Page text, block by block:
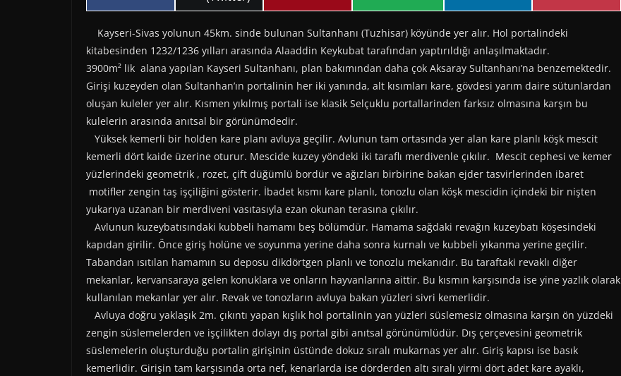
Kayseri-Sivas yolunun 45km. sinde bulunan Sultanhanı (Tuzhisar) köyünde yer alır. Hol portalindeki
kitabesinden 1232/1236 yılları arasında Alaaddin Keykubat tarafından yaptırıldığı anlaşılmaktadır.
3900m² lik alana yapılan Kayseri Sultanhanı, plan bakımından daha çok Aksaray Sultanhanı’na benzemektedir.
Girişi kuzeyden olan Sultanhan’ın portalinin her iki yanında, alt kısımları kare, gövdesi yarım daire sütunlardan
oluşan kuleler yer alır. Kısmen yıkılmış portali ise klasik Selçuklu portallarinden farksız olmasına karşın bu
kulelerin arasında anıtsal bir görünümdedir.
Yüksek kemerli bir holden kare planı avluya geçilir. Avlunun tam ortasında yer alan kare planlı köşk mescit
kemerli dört kaide üzerine oturur. Mescide kuzey yöndeki iki taraflı merdivenle çıkılır. Mescit cephesi ve kemer
yüzlerindeki geometrik , rozet, çift düğümlü bordür ve ağızları birbirine bakan ejder tasvirlerinden ibaret
motifler zengin taş işçiliğini gösterir. İbadet kısmı kare planlı, tonozlu olan köşk mescidin içindeki bir nişten
yukarıya uzanan bir merdiveni vasıtasıyla ezan okunan terasına çıkılır.
Avlunun kuzeybatısındaki kubbeli hamamı beş bölümdür. Hamama sağdaki revağın kuzeybatı köşesindeki
kapıdan girilir. Önce giriş holüne ve soyunma yerine daha sonra kurnalı ve kubbeli yıkanma yerine geçilir.
Tabandan ısıtılan hamamın su deposu dikdörtgen planlı ve tonozlu mekanıdır. Bu taraftaki revaklı diğer
mekanlar, kervansaraya gelen konuklara ve onların hayvanlarına aittir. Bu kısmın karşısında ise yine yazlık olarak
kullanılan mekanlar yer alır. Revak ve tonozların avluya bakan yüzleri sivri kemerlidir.
Avluya doğru yaklaşık 2m. çıkıntı yapan kışlık hol portalinin yan yüzleri süslemesiz olmasına karşın ön yüzdeki
zengin süslemelerden ve işçilikten dolayı dış portal gibi anıtsal görünümlüdür. Dış çerçevesini geometrik
süslemelerin oluşturduğu portalin girişinin üstünde dokuz sıralı mukarnas yer alır. Giriş kapısı ise basık
kemerlidir. Girişin tam karşısında orta nef, kenarlarda ise dörderden altı sıralı yirmi dört adet kare ayaklı,